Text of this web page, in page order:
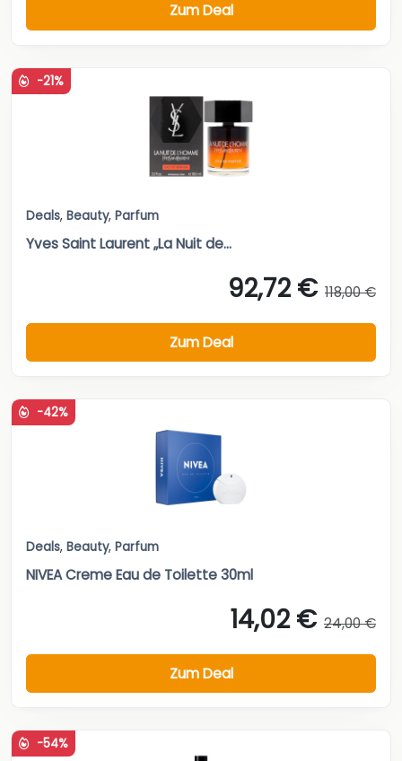
Zum Deal
-21%
Deals, Beauty, Parfum
Yves Saint Laurent „La Nuit de...
92,72 € 118,00 €
Zum Deal
-42%
Deals, Beauty, Parfum
NIVEA Creme Eau de Toilette 30ml
14,02 € 24,00 €
Zum Deal
-54%